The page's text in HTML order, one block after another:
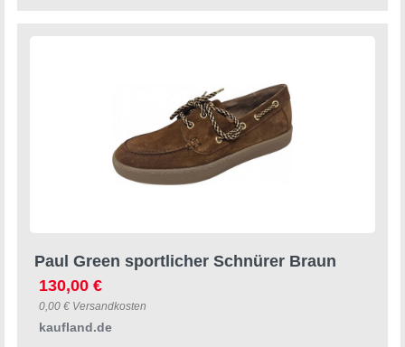
Paul Green sportlicher Schnürer Braun
130,00 €
0,00 € Versandkosten
kaufland.de